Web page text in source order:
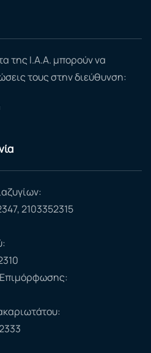
της Ι.Α.Α. μπορούν να
τους στην διεύθυνση:
2103352315
Επιμόρφωσης: